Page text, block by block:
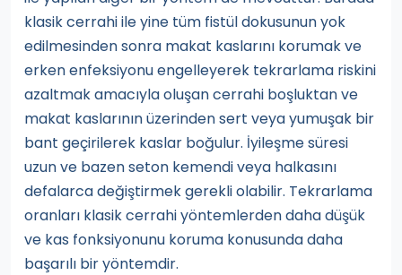
klasik cerrahi ile yine tüm fistül dokusunun yok
edilmesinden sonra makat kaslarını korumak ve
erken enfeksiyonu engelleyerek tekrarlama riskini
azaltmak amacıyla oluşan cerrahi boşluktan ve
makat kaslarının üzerinden sert veya yumuşak bir
bant geçirilerek kaslar boğulur. İyileşme süresi
uzun ve bazen seton kemendi veya halkasını
defalarca değiştirmek gerekli olabilir. Tekrarlama
oranları klasik cerrahi yöntemlerden daha düşük
ve kas fonksiyonunu koruma konusunda daha
başarılı bir yöntemdir.